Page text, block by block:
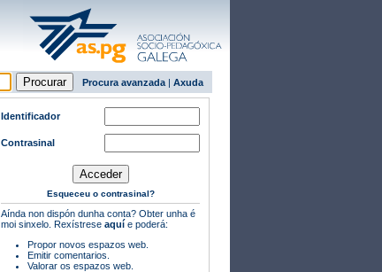
Procura avanzada | Axuda
Identificador
Contrasinal
Esqueceu o contrasinal?
Aínda non dispón dunha conta? Obter unha é
moi sinxelo. Rexístreseaquí e poderá:
Propor novos espazos web.
Emitir comentarios.
Valorar os espazos web.